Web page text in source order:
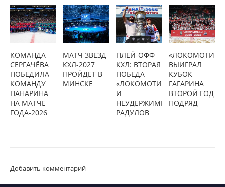
КОМАНДА
СЕРГАЧЁВА
ПОБЕДИЛА
КОМАНДУ
ПАНАРИНА
НА МАТЧЕ
ГОДА-2026
МАТЧ ЗВЁЗД
КХЛ-2027
ПРОЙДЕТ В
МИНСКЕ
ПЛЕЙ-ОФФ
КХЛ: ВТОРАЯ
ПОБЕДА
«ЛОКОМОТИВА»
И
НЕУДЕРЖИМЫЙ
РАДУЛОВ
«ЛОКОМОТИВ»
ВЫИГРАЛ
КУБОК
ГАГАРИНА
ВТОРОЙ ГОД
ПОДРЯД
Добавить комментарий